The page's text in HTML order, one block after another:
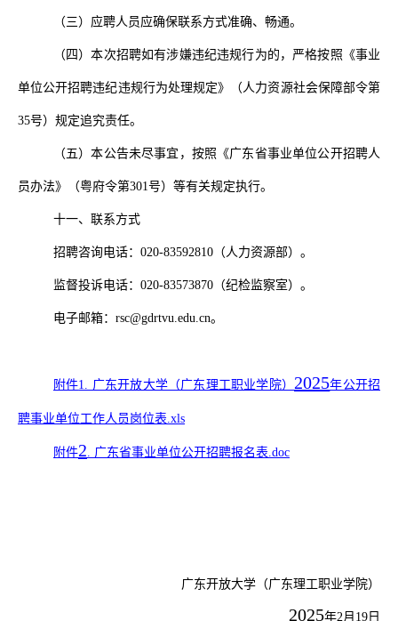
（三）应聘人员应确保联系方式准确、畅通。
（四）本次招聘如有涉嫌违纪违规行为的，严格按照《事业
单位公开招聘违纪违规行为处理规定》（人力资源社会保障部令第
35号）规定追究责任。
（五）本公告未尽事宜，按照《广东省事业单位公开招聘人
员办法》（粤府令第301号）等有关规定执行。
十一、联系方式
招聘咨询电话： 020-83592810 （人力资源部）。
监督投诉电话： 020-83573870（纪检监察室）。
电子邮箱： rsc@gdrtvu.edu.cn。
附件1. 广东开放大学（广东理工职业学院） 2025年公开招
聘事业单位工作人员岗位表 .xls
附件2 . 广东省事业单位公开招聘报名表.doc
广东开放大学（广东理工职业学院）
2025年2 月 19 日